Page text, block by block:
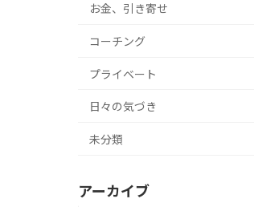
お金、引き寄せ
コーチング
プライベート
日々の気づき
未分類
アーカイブ